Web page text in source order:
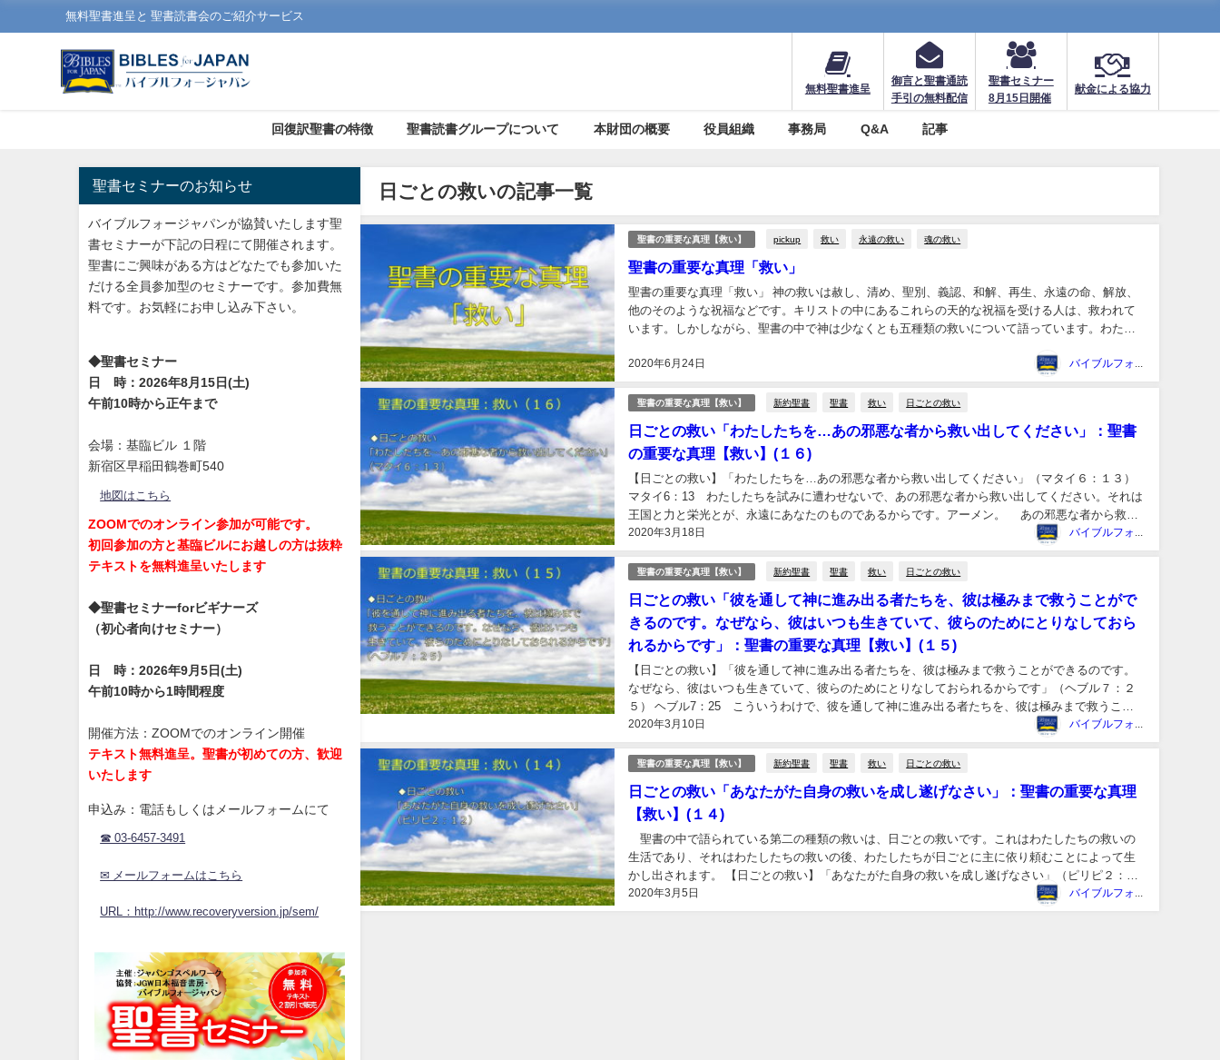
無料聖書進呈と 聖書読書会のご紹介サービス
無料聖書進呈
御言と聖書通読
手引の無料配信
聖書セミナー
8月15日開催
献金による協力
回復訳聖書の特徴 聖書読書グループについて 本財団の概要 役員組織 事務局 Q&A 記事
日ごとの救いの記事一覧
聖書の重要な真理【救い】 pickup 救い 永遠の救い 魂の救い
聖書の重要な真理「救い」
2020年6月24日
聖書の重要な真理「救い」 神の救いは赦し、清め、聖別、義認、和解、再生、永遠の命、解放、
他のそのような祝福などです。キリストの中にあるこれらの天的な祝福を受ける人は、救われて
います。しかしながら、聖書の中で神は少なくとも五種類の救いについて語っています。わたし
聖書の重要な真理【救い】 新約聖書 聖書 救い 日ごとの救い
日ごとの救い「わたしたちを…あの邪悪な者から救い出してください」：聖書
の重要な真理【救い】(１６)
2020年3月18日
【日ごとの救い】「わたしたちを…あの邪悪な者から救い出してください」（マタイ６：１３）
マタイ6：13 わたしたちを試みに遭わせないで、あの邪悪な者から救い出してください。それは
王国と力と栄光とが、永遠にあなたのものであるからです。アーメン。 あの邪悪な者から救い
出されることは、サタンから救い出されることです。主は、...
聖書の重要な真理【救い】 新約聖書 聖書 救い 日ごとの救い
日ごとの救い「彼を通して神に進み出る者たちを、彼は極みまで救うことがで
きるのです。なぜなら、彼はいつも生きていて、彼らのためにとりなしておら
れるからです」：聖書の重要な真理【救い】(１５)
2020年3月10日
【日ごとの救い】「彼を通して神に進み出る者たちを、彼は極みまで救うことができるのです。
なぜなら、彼はいつも生きていて、彼らのためにとりなしておられるからです」（ヘブル７：２
５） ヘブル7：25 こういうわけで、彼を通して神に進み出る者たちを、彼は極みまで救うこと
ができるのです．なぜなら、彼はいつも生きていて、彼らのため...
聖書の重要な真理【救い】 新約聖書 聖書 救い 日ごとの救い
日ごとの救い「あなたがた自身の救いを成し遂げなさい」：聖書の重要な真理
【救い】(１４)
2020年3月5日
聖書の中で語られている第二の種類の救いは、日ごとの救いです。これはわたしたちの救いの
生活であり、それはわたしたちの救いの後、わたしたちが日ごとに主に依り頼むことによって生
かし出されます。 【日ごとの救い】「あなたがた自身の救いを成し遂げなさい」（ピリピ２：１
２） ピリピ2：12 そういうわけで、わたしの愛する人たちよ...
聖書セミナーのお知らせ
バイブルフォージャパンが協賛いたします聖
書セミナーが下記の日程にて開催されます。
聖書にご興味がある方はどなたでも参加いた
だける全員参加型のセミナーです。参加費無
料です。お気軽にお申し込み下さい。
◆聖書セミナー
日 時：2026年8月15日(土)
午前10時から正午まで
会場：基臨ビル １階
新宿区早稲田鶴巻町540
地図はこちら
ZOOMでのオンライン参加が可能です。
初回参加の方と基臨ビルにお越しの方は抜粋
テキストを無料進呈いたします
◆聖書セミナーforビギナーズ
（初心者向けセミナー）
日 時：2026年9月5日(土)
午前10時から1時間程度
開催方法：ZOOMでのオンライン開催
テキスト無料進呈。聖書が初めての方、歓迎
いたします
申込み：電話もしくはメールフォームにて
☎ 03-6457-3491
✉ メールフォームはこちら
URL：http://www.recoveryversion.jp/sem/